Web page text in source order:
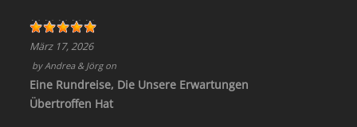
März 17, 2026
byAndrea & Jörgon
Eine Rundreise, Die Unsere Erwartungen
Übertroffen Hat